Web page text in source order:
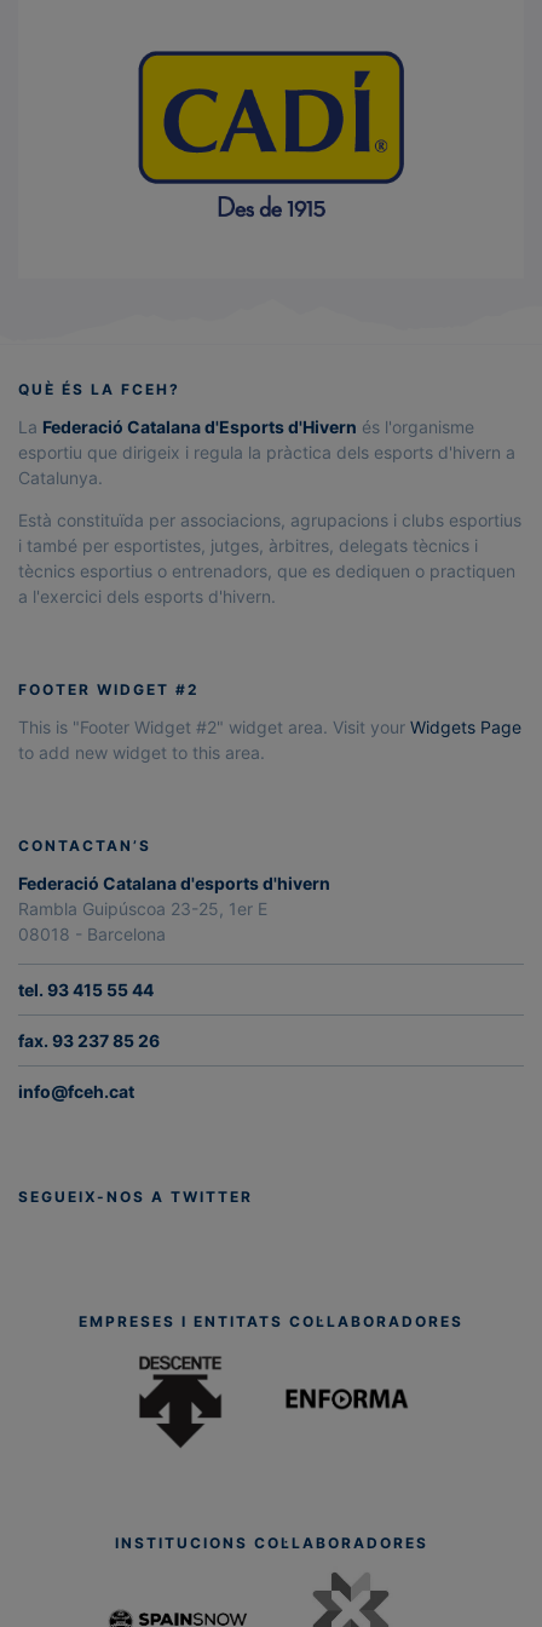
QUÈ ÉS LA FCEH?
La Federació Catalana d'Esports d'Hivern és l'organisme
esportiu que dirigeix i regula la pràctica dels esports d'hivern a
Catalunya.
Està constituïda per associacions, agrupacions i clubs esportius
i també per esportistes, jutges, àrbitres, delegats tècnics i
tècnics esportius o entrenadors, que es dediquen o practiquen
a l'exercici dels esports d'hivern.
FOOTER WIDGET #2
This is "Footer Widget #2" widget area. Visit your Widgets Page
to add new widget to this area.
CONTACTAN’S
Federació Catalana d'esports d'hivern
Rambla Guipúscoa 23-25, 1er E
08018 - Barcelona
tel. 93 415 55 44
fax. 93 237 85 26
info@fceh.cat
SEGUEIX-NOS A TWITTER
EMPRESES I ENTITATS COL·LABORADORES
INSTITUCIONS COL·LABORADORES